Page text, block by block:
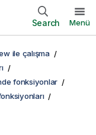
Search Menü
ile çalışma
fonksiyonlar